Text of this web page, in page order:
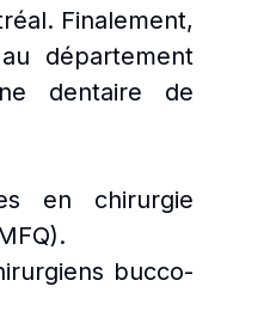
Finalement,
département
dentaire de
en chirurgie
bucco-